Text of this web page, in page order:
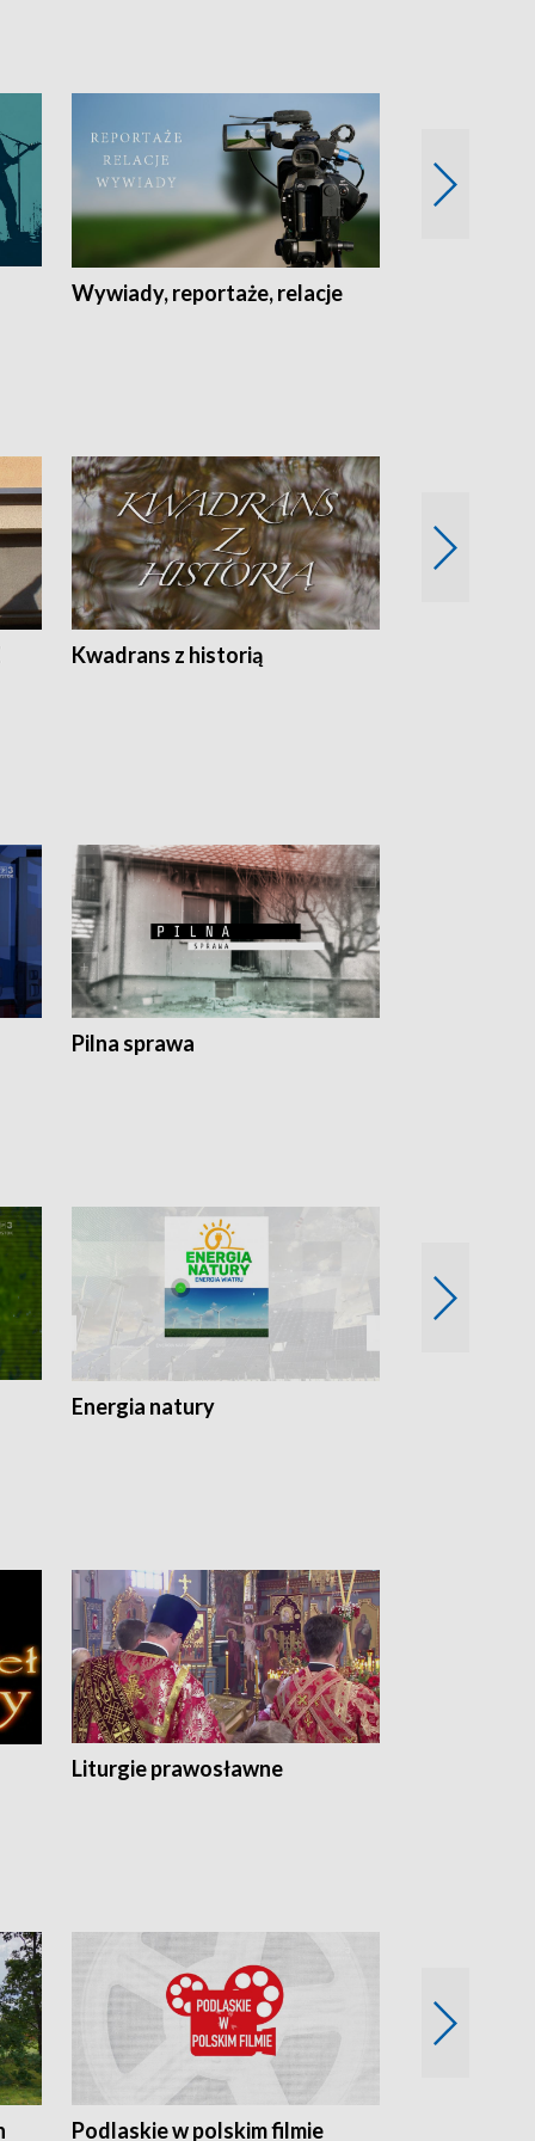
Wywiady, reportaże, relacje
Kwadrans z historią
Pilna sprawa
Energia natury
Liturgie prawosławne
Podlaskie w polskim filmie